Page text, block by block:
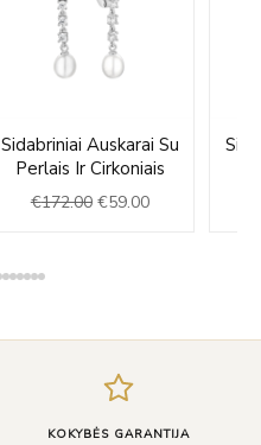
Sidabriniai Auskarai Su
Perlais Ir Cirkoniais
€172.00
price
was:
€172.00.
€59.00
price
is:
€59.00.
KOKYBĖS GARANTIJA